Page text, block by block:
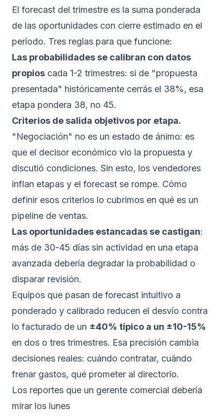
El forecast del trimestre es la suma ponderada
de las oportunidades con cierre estimado en el
período. Tres reglas para que funcione:
Las probabilidades se calibran con datos
propios cada 1-2 trimestres: si de "propuesta
presentada" históricamente cerrás el 38%, esa
etapa pondera 38, no 45.
Criterios de salida objetivos por etapa.
"Negociación" no es un estado de ánimo: es
que el decisor económico vio la propuesta y
discutió condiciones. Sin esto, los vendedores
inflan etapas y el forecast se rompe. Cómo
definir esos criterios lo cubrimos en qué es un
pipeline de ventas.
Las oportunidades estancadas se castigan:
más de 30-45 días sin actividad en una etapa
avanzada debería degradar la probabilidad o
disparar revisión.
Equipos que pasan de forecast intuitivo a
ponderado y calibrado reducen el desvío contra
lo facturado de un ±40% típico a un ±10-15%
en dos o tres trimestres. Esa precisión cambia
decisiones reales: cuándo contratar, cuándo
frenar gastos, qué prometer al directorio.
Los reportes que un gerente comercial debería
mirar los lunes